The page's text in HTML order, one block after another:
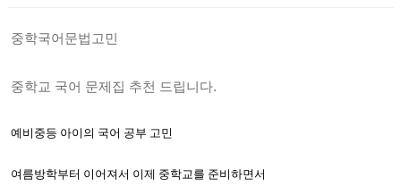
중학국어문법고민
중학교 국어 문제집 추천 드립니다.
예비중등 아이의 국어 공부 고민
여름방학부터 이어져서 이제 중학교를 준비하면서